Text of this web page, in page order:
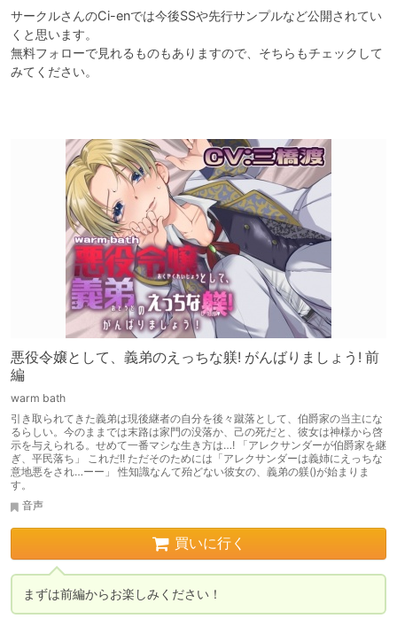
サークルさんのCi-enでは今後SSや先行サンプルなど公開されてい
くと思います。
無料フォローで見れるものもありますので、そちらもチェックして
みてください。
悪役令嬢として、義弟のえっちな躾! がんばりましょう! 前
編
warm bath
引き取られてきた義弟は現後継者の自分を後々蹴落として、伯爵家の当主にな
るらしい。今のままでは末路は家門の没落か、己の死だと、彼女は神様から啓
示を与えられる。せめて一番マシな生き方は…! 「アレクサンダーが伯爵家を継
ぎ、平民落ち」 これだ!! ただそのためには「アレクサンダーは義姉にえっちな
意地悪をされ…ーー」 性知識なんて殆どない彼女の、義弟の躾()が始まりま
す。
音声
買いに行く
まずは前編からお楽しみください！